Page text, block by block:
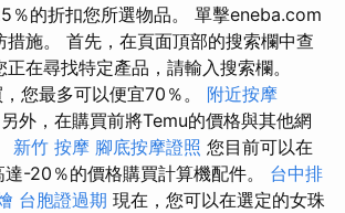
％的折扣您所選物品。 單擊eneba.com
措施。 首先，在頁面頂部的搜索欄中查
在尋找特定產品，請輸入搜索欄。
您最多可以便宜70％。 附近按摩
另外，在購買前將Temu的價格與其他網
新竹 按摩 腳底按摩證照 您目前可以在
-20％的價格購買計算機配件。 台中排
台胞證過期 現在，您可以在選定的女珠